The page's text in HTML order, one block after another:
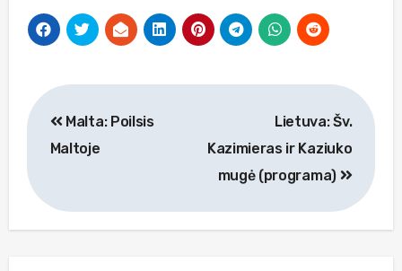
Navigacija
tarp
įrašų
Malta: Poilsis
Maltoje
Lietuva: Šv.
Kazimieras ir Kaziuko
mugė (programa)